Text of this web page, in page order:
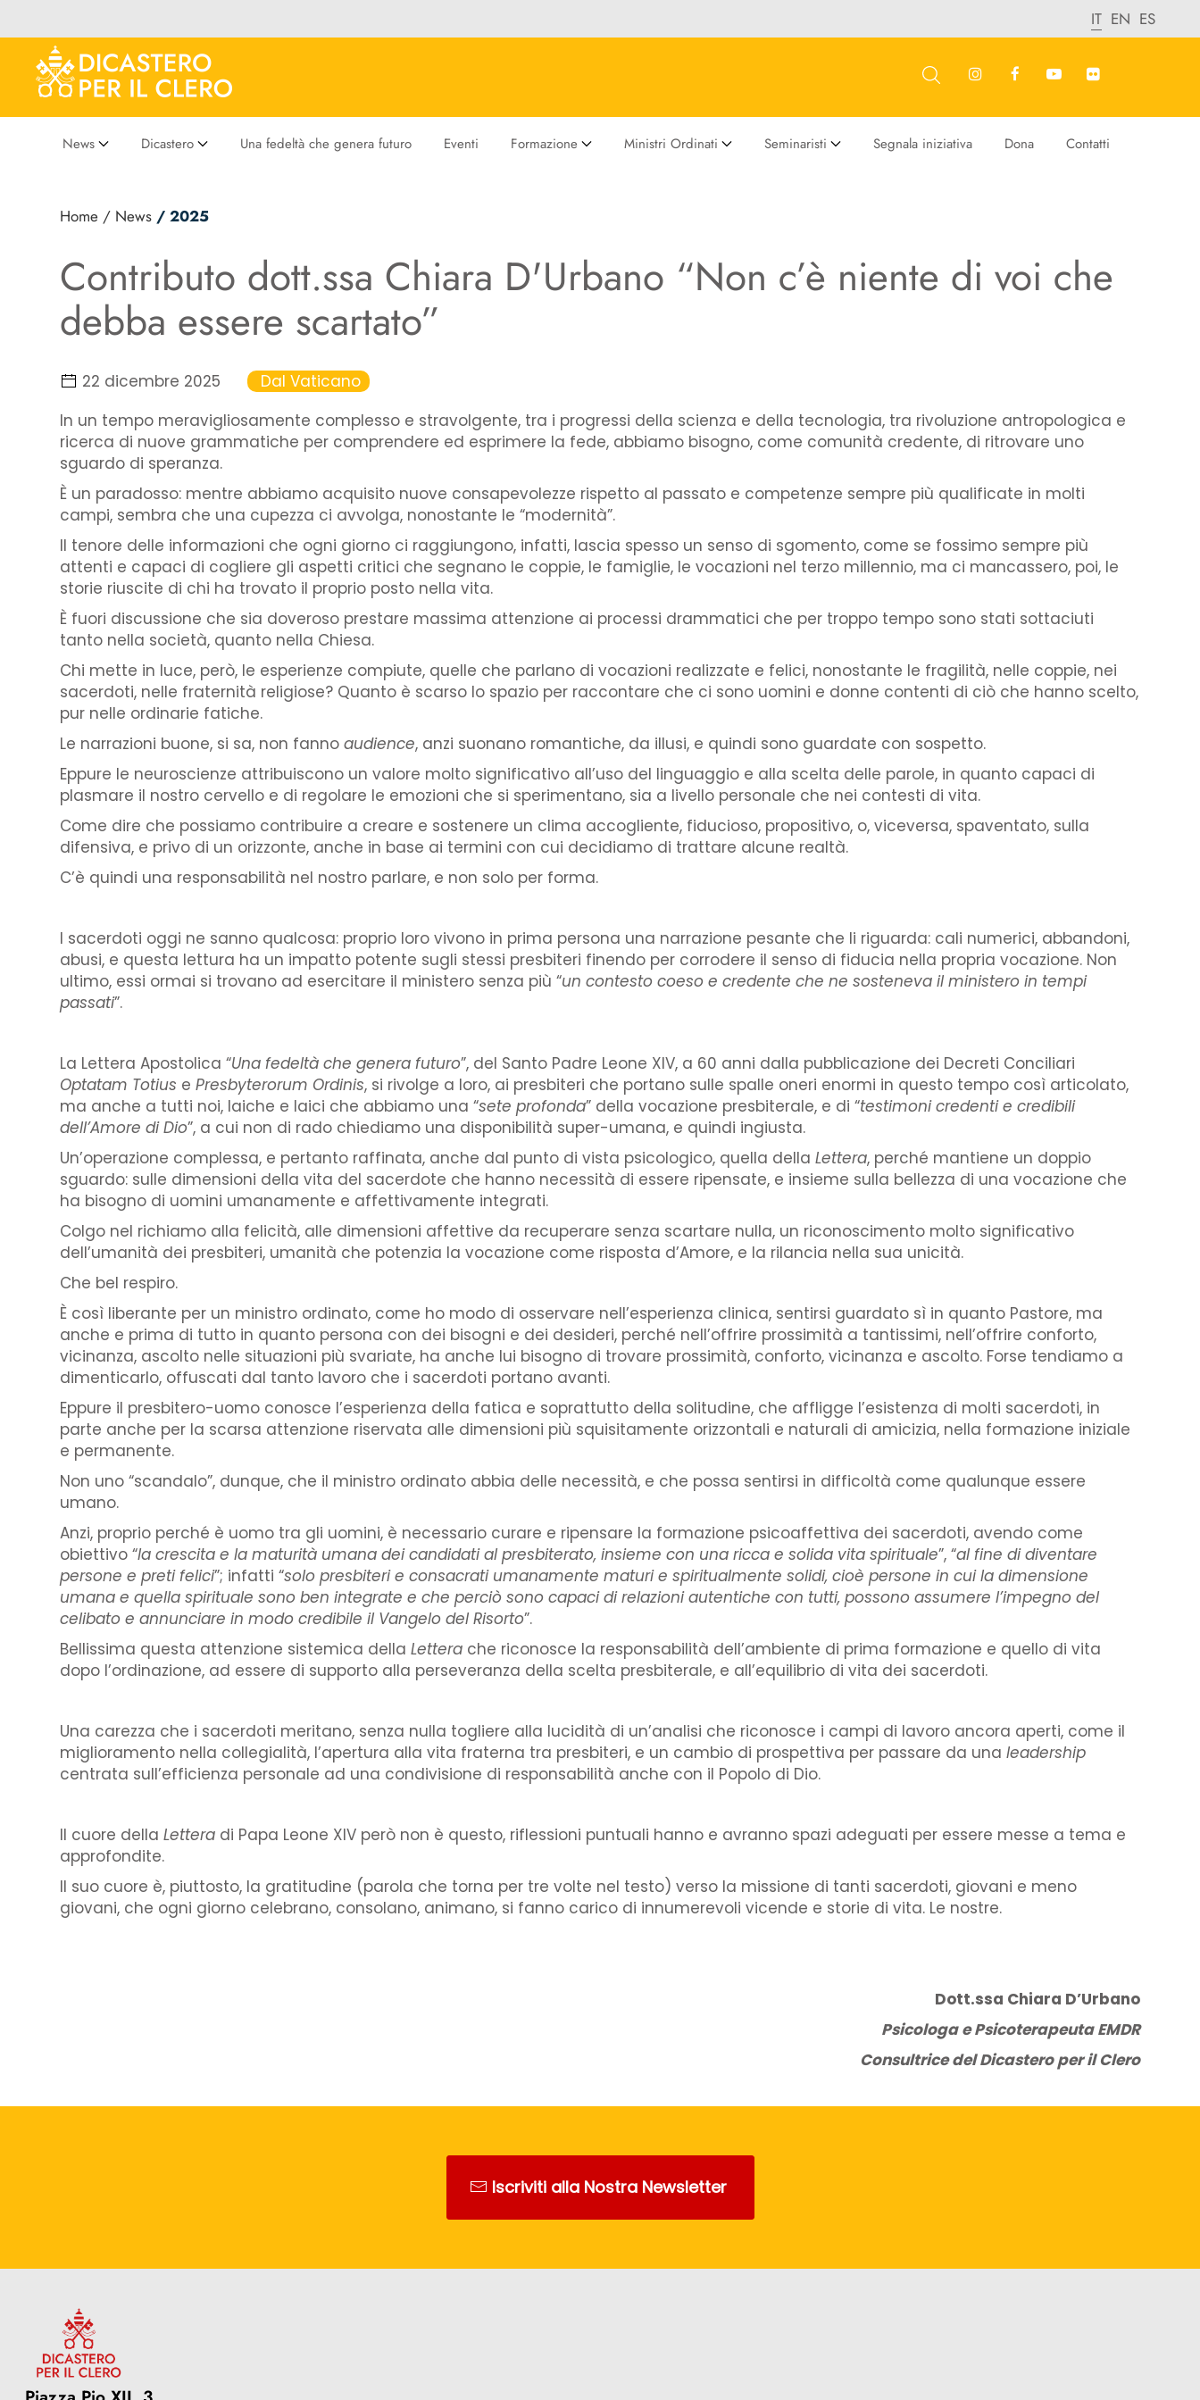
IT EN ES
News Dicastero Una fedeltà che genera futuro Eventi Formazione Ministri Ordinati Seminaristi Segnala iniziativa Dona Contatti
Home / News / 2025
Contributo dott.ssa Chiara D'Urbano “Non c’è niente di voi che
debba essere scartato”
22 dicembre 2025
Dal Vaticano
In un tempo meravigliosamente complesso e stravolgente, tra i progressi della scienza e della tecnologia, tra rivoluzione antropologica e
ricerca di nuove grammatiche per comprendere ed esprimere la fede, abbiamo bisogno, come comunità credente, di ritrovare uno
sguardo di speranza.
È un paradosso: mentre abbiamo acquisito nuove consapevolezze rispetto al passato e competenze sempre più qualificate in molti
campi, sembra che una cupezza ci avvolga, nonostante le “modernità”.
Il tenore delle informazioni che ogni giorno ci raggiungono, infatti, lascia spesso un senso di sgomento, come se fossimo sempre più
attenti e capaci di cogliere gli aspetti critici che segnano le coppie, le famiglie, le vocazioni nel terzo millennio, ma ci mancassero, poi, le
storie riuscite di chi ha trovato il proprio posto nella vita.
È fuori discussione che sia doveroso prestare massima attenzione ai processi drammatici che per troppo tempo sono stati sottaciuti
tanto nella società, quanto nella Chiesa.
Chi mette in luce, però, le esperienze compiute, quelle che parlano di vocazioni realizzate e felici, nonostante le fragilità, nelle coppie, nei
sacerdoti, nelle fraternità religiose? Quanto è scarso lo spazio per raccontare che ci sono uomini e donne contenti di ciò che hanno scelto,
pur nelle ordinarie fatiche.
Le narrazioni buone, si sa, non fanno audience, anzi suonano romantiche, da illusi, e quindi sono guardate con sospetto.
Eppure le neuroscienze attribuiscono un valore molto significativo all’uso del linguaggio e alla scelta delle parole, in quanto capaci di
plasmare il nostro cervello e di regolare le emozioni che si sperimentano, sia a livello personale che nei contesti di vita.
Come dire che possiamo contribuire a creare e sostenere un clima accogliente, fiducioso, propositivo, o, viceversa, spaventato, sulla
difensiva, e privo di un orizzonte, anche in base ai termini con cui decidiamo di trattare alcune realtà.
C’è quindi una responsabilità nel nostro parlare, e non solo per forma.
I sacerdoti oggi ne sanno qualcosa: proprio loro vivono in prima persona una narrazione pesante che li riguarda: cali numerici, abbandoni,
abusi, e questa lettura ha un impatto potente sugli stessi presbiteri finendo per corrodere il senso di fiducia nella propria vocazione. Non
ultimo, essi ormai si trovano ad esercitare il ministero senza più “un contesto coeso e credente che ne sosteneva il ministero in tempi
passati”.
La Lettera Apostolica “Una fedeltà che genera futuro”, del Santo Padre Leone XIV, a 60 anni dalla pubblicazione dei Decreti Conciliari
Optatam Totius e Presbyterorum Ordinis, si rivolge a loro, ai presbiteri che portano sulle spalle oneri enormi in questo tempo così articolato,
ma anche a tutti noi, laiche e laici che abbiamo una “sete profonda” della vocazione presbiterale, e di “testimoni credenti e credibili
dell’Amore di Dio”, a cui non di rado chiediamo una disponibilità super-umana, e quindi ingiusta.
Un’operazione complessa, e pertanto raffinata, anche dal punto di vista psicologico, quella della Lettera, perché mantiene un doppio
sguardo: sulle dimensioni della vita del sacerdote che hanno necessità di essere ripensate, e insieme sulla bellezza di una vocazione che
ha bisogno di uomini umanamente e affettivamente integrati.
Colgo nel richiamo alla felicità, alle dimensioni affettive da recuperare senza scartare nulla, un riconoscimento molto significativo
dell’umanità dei presbiteri, umanità che potenzia la vocazione come risposta d’Amore, e la rilancia nella sua unicità.
Che bel respiro.
È così liberante per un ministro ordinato, come ho modo di osservare nell’esperienza clinica, sentirsi guardato sì in quanto Pastore, ma
anche e prima di tutto in quanto persona con dei bisogni e dei desideri, perché nell’offrire prossimità a tantissimi, nell’offrire conforto,
vicinanza, ascolto nelle situazioni più svariate, ha anche lui bisogno di trovare prossimità, conforto, vicinanza e ascolto. Forse tendiamo a
dimenticarlo, offuscati dal tanto lavoro che i sacerdoti portano avanti.
Eppure il presbitero-uomo conosce l’esperienza della fatica e soprattutto della solitudine, che affligge l’esistenza di molti sacerdoti, in
parte anche per la scarsa attenzione riservata alle dimensioni più squisitamente orizzontali e naturali di amicizia, nella formazione iniziale
e permanente.
Non uno “scandalo”, dunque, che il ministro ordinato abbia delle necessità, e che possa sentirsi in difficoltà come qualunque essere
umano.
Anzi, proprio perché è uomo tra gli uomini, è necessario curare e ripensare la formazione psicoaffettiva dei sacerdoti, avendo come
obiettivo “la crescita e la maturità umana dei candidati al presbiterato, insieme con una ricca e solida vita spirituale”, “al fine di diventare
persone e preti felici”; infatti “solo presbiteri e consacrati umanamente maturi e spiritualmente solidi, cioè persone in cui la dimensione
umana e quella spirituale sono ben integrate e che perciò sono capaci di relazioni autentiche con tutti, possono assumere l’impegno del
celibato e annunciare in modo credibile il Vangelo del Risorto”.
Bellissima questa attenzione sistemica della Lettera che riconosce la responsabilità dell’ambiente di prima formazione e quello di vita
dopo l’ordinazione, ad essere di supporto alla perseveranza della scelta presbiterale, e all’equilibrio di vita dei sacerdoti.
Una carezza che i sacerdoti meritano, senza nulla togliere alla lucidità di un’analisi che riconosce i campi di lavoro ancora aperti, come il
miglioramento nella collegialità, l’apertura alla vita fraterna tra presbiteri, e un cambio di prospettiva per passare da una leadership
centrata sull’efficienza personale ad una condivisione di responsabilità anche con il Popolo di Dio.
Il cuore della Lettera di Papa Leone XIV però non è questo, riflessioni puntuali hanno e avranno spazi adeguati per essere messe a tema e
approfondite.
Il suo cuore è, piuttosto, la gratitudine (parola che torna per tre volte nel testo) verso la missione di tanti sacerdoti, giovani e meno
giovani, che ogni giorno celebrano, consolano, animano, si fanno carico di innumerevoli vicende e storie di vita. Le nostre.
Dott.ssa Chiara D’Urbano
Psicologa e Psicoterapeuta EMDR
Consultrice del Dicastero per il Clero
Iscriviti alla Nostra Newsletter